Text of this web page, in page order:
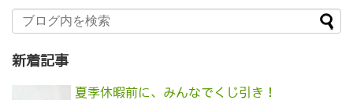
新着記事
夏季休暇前に、みんなでくじ引き！